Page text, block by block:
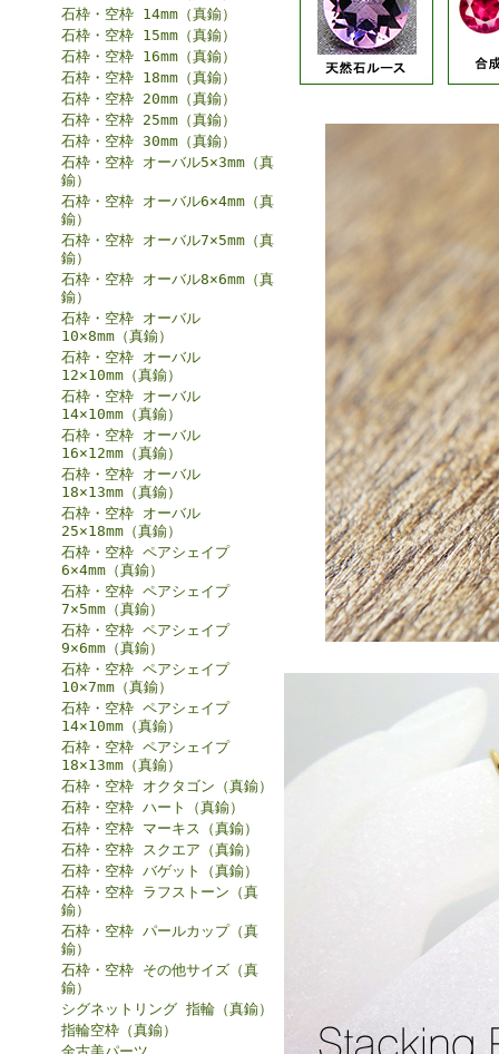
石枠・空枠 14mm（真鍮）
石枠・空枠 15mm（真鍮）
石枠・空枠 16mm（真鍮）
石枠・空枠 18mm（真鍮）
石枠・空枠 20mm（真鍮）
石枠・空枠 25mm（真鍮）
石枠・空枠 30mm（真鍮）
石枠・空枠 オーバル5×3mm（真
鍮）
石枠・空枠 オーバル6×4mm（真
鍮）
石枠・空枠 オーバル7×5mm（真
鍮）
石枠・空枠 オーバル8×6mm（真
鍮）
石枠・空枠 オーバル
10×8mm（真鍮）
石枠・空枠 オーバル
12×10mm（真鍮）
石枠・空枠 オーバル
14×10mm（真鍮）
石枠・空枠 オーバル
16×12mm（真鍮）
石枠・空枠 オーバル
18×13mm（真鍮）
石枠・空枠 オーバル
25×18mm（真鍮）
石枠・空枠 ペアシェイプ
6×4mm（真鍮）
石枠・空枠 ペアシェイプ
7×5mm（真鍮）
石枠・空枠 ペアシェイプ
9×6mm（真鍮）
石枠・空枠 ペアシェイプ
10×7mm（真鍮）
石枠・空枠 ペアシェイプ
14×10mm（真鍮）
石枠・空枠 ペアシェイプ
18×13mm（真鍮）
石枠・空枠 オクタゴン（真鍮）
石枠・空枠 ハート（真鍮）
石枠・空枠 マーキス（真鍮）
石枠・空枠 スクエア（真鍮）
石枠・空枠 バゲット（真鍮）
石枠・空枠 ラフストーン（真
鍮）
石枠・空枠 パールカップ（真
鍮）
石枠・空枠 その他サイズ（真
鍮）
シグネットリング 指輪（真鍮）
指輪空枠（真鍮）